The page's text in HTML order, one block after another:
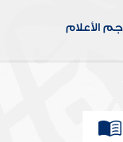
الأعلام